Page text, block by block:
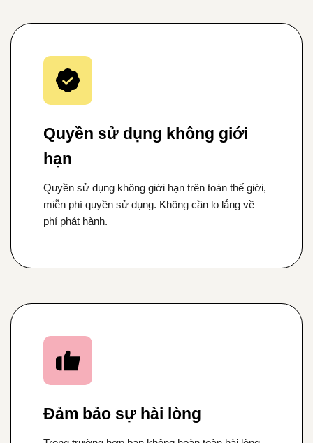
Quyền sử dụng không giới
hạn
Quyền sử dụng không giới hạn trên toàn thế giới,
miễn phí quyền sử dụng. Không cần lo lắng về
phí phát hành.
Đảm bảo sự hài lòng